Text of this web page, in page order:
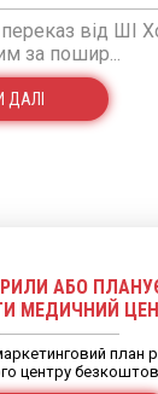
від ШІ
за пошир...
ДАЛІ
АБО
МЕДИЧНИЙ
план
центру